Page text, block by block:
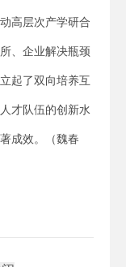
高层次产学研合
、企业解决瓶颈
起了双向培养互
才队伍的创新水
成效。（魏春